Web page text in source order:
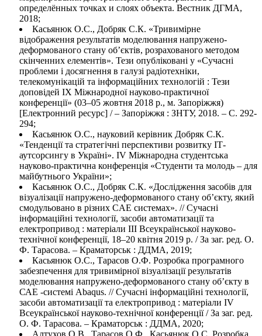
определённых точках и слоях объекта. Вестник ДГМА,
2018;
Касьянюк О.С., Добряк С.К. «Тривимірне
відображення результатів моделювання напружено-
деформованого стану об’єктів, розрахованого методом
скінченних елементів». Тези опубліковані у «Сучасні
проблеми і досягнення в галузі радіотехніки,
телекомунікацій та інформаційних технологій : Тези
доповідей IХ Міжнародної науково-практичної
конференції» (03–05 жовтня 2018 р., м. Запоріжжя)
[Електронний ресурс] / – Запоріжжя : ЗНТУ, 2018. – С. 292-
294;
Касьянюк О.С., науковий керівник Добряк С.К.
«Тенденції та стратегічні перспективи розвитку ІТ-
аутсорсингу в Україні». IV Міжнародна студентська
науково-практична конференція «Студенти та молодь – для
майбутнього України»;
Касьянюк О.С., Добряк С.К. «Дослідження засобів для
візуалізації напружено-деформованого стану об’єкту, який
смодульовано в різних CAE системах». // Сучасні
інформаційні технології, засоби автоматизації та
електропривод : матеріали ІІІ Всеукраїнської науково-
технічної конференції, 18–20 квітня 2019 р. / За заг. ред. О.
Ф. Тарасова. – Краматорськ : ДДМА, 2019;
Касьянюк О.С., Тарасов О.Ф. Розробка програмного
забезпечення для тривимірної візуалізації результатів
моделювання напружено-деформованого стану об’єкту в
САЕ -системі Abaqus. // Сучасні інформаційні технології,
засоби автоматизації та електропривод : матеріали ІV
Всеукраїнської науково-технічної конференції / За заг. ред.
О. Ф. Тарасова. – Краматорськ : ДДМА, 2020;